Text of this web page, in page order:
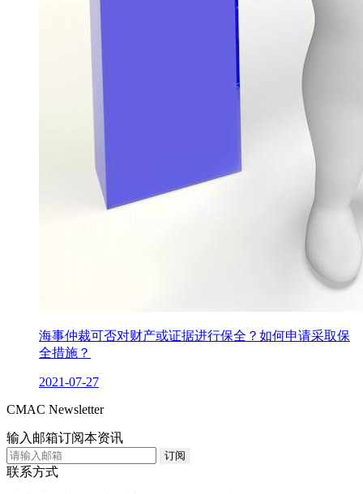
海事仲裁可否对财产或证据进行保全？如何申请采取保
全措施？
2021-07-27
CMAC Newsletter
输入邮箱订阅本资讯
联系方式